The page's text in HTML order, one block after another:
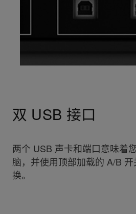
双 USB 接口
两个 USB 声卡和端口意味着
脑，并使用顶部加载的 A/B
换。